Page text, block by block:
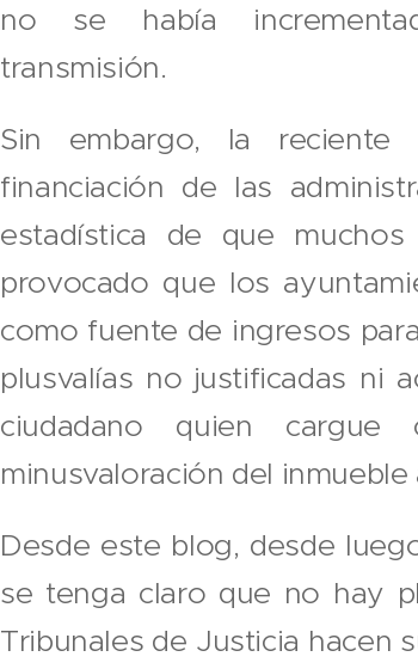
no se había
transmisión.
Sin embargo, la reciente
financiación de las
estadística de que
provocado que los
como fuente de ingresos
plusvalías no justificadas ni
ciudadano quien
minusvaloración del
Desde este blog, desde
se tenga claro que no hay
Tribunales de Justicia hacen